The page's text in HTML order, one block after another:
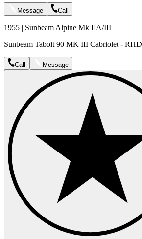
Message Call
1955 | Sunbeam Alpine Mk IIA/III
Sunbeam Tabolt 90 MK III Cabriolet - RHD
Call Message